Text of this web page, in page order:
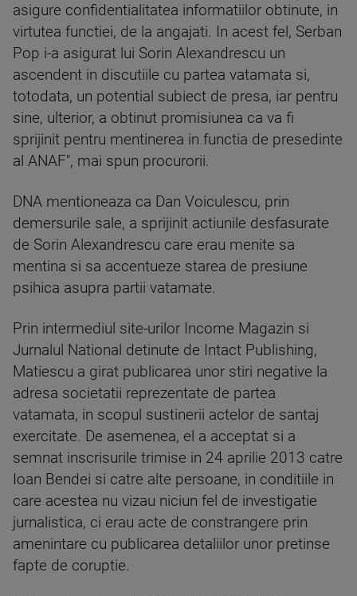
asigure confidentialitatea informatiilor obtinute, in
virtutea functiei, de la angajati. In acest fel, Serban
Pop i-a asigurat lui Sorin Alexandrescu un
ascendent in discutiile cu partea vatamata si,
totodata, un potential subiect de presa, iar pentru
sine, ulterior, a obtinut promisiunea ca va fi
sprijinit pentru mentinerea in functia de presedinte
al ANAF", mai spun procurorii.
DNA mentioneaza ca Dan Voiculescu, prin
demersurile sale, a sprijinit actiunile desfasurate
de Sorin Alexandrescu care erau menite sa
mentina si sa accentueze starea de presiune
psihica asupra partii vatamate.
Prin intermediul site-urilor Income Magazin si
Jurnalul National detinute de Intact Publishing,
Matiescu a girat publicarea unor stiri negative la
adresa societatii reprezentate de partea
vatamata, in scopul sustinerii actelor de santaj
exercitate. De asemenea, el a acceptat si a
semnat inscrisurile trimise in 24 aprilie 2013 catre
Ioan Bendei si catre alte persoane, in conditiile in
care acestea nu vizau niciun fel de investigatie
jurnalistica, ci erau acte de constrangere prin
amenintare cu publicarea detaliilor unor pretinse
fapte de coruptie.